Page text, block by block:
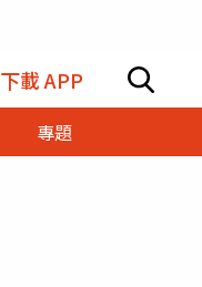
下載 APP
專題